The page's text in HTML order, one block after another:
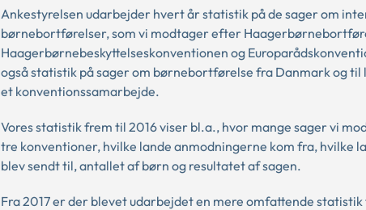
Ankestyrelsen udarbejder hvert år statistik på de sager om
børnebortførelser, som vi modtager efter
Haagerbørnebeskyttelseskonventionen og
også statistik på sager om børnebortførelse fra Danmark og til
et konventionssamarbejde.
Vores statistik frem til 2016 viser bl.a., hvor mange sager vi
tre konventioner, hvilke lande anmodningerne kom fra, hvilke
blev sendt til, antallet af børn og resultatet af sagen.
Fra 2017 er der blevet udarbejdet en mere omfattende